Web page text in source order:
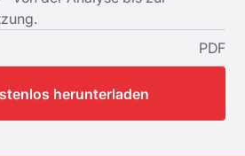
PDF
herunterladen